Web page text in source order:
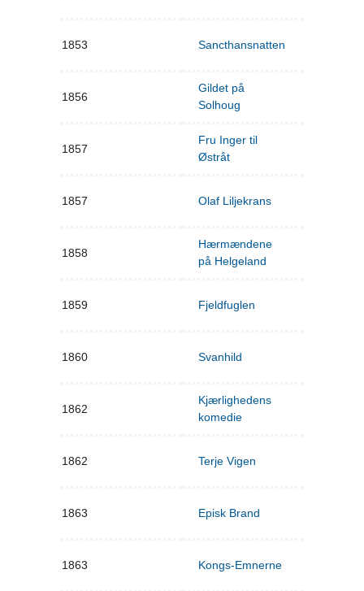
1853 Sancthansnatten
1856
Gildet på
Solhoug
1857
Fru Inger til
Østråt
1857 Olaf Liljekrans
1858
Hærmændene
på Helgeland
1859 Fjeldfuglen
1860 Svanhild
1862
Kjærlighedens
komedie
1862 Terje Vigen
1863 Episk Brand
1863 Kongs-Emnerne